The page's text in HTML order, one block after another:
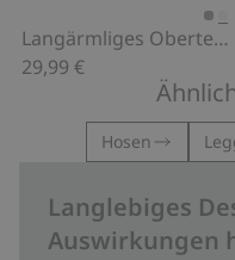
Langärmliges Oberteil aus Musselin
29,99 €
Hosen
Langlebiges
Auswirkungen